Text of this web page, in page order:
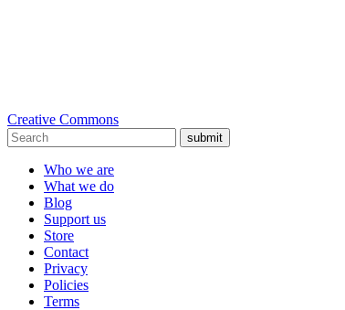
Creative Commons
submit
Who we are
What we do
Blog
Support us
Store
Contact
Privacy
Policies
Terms